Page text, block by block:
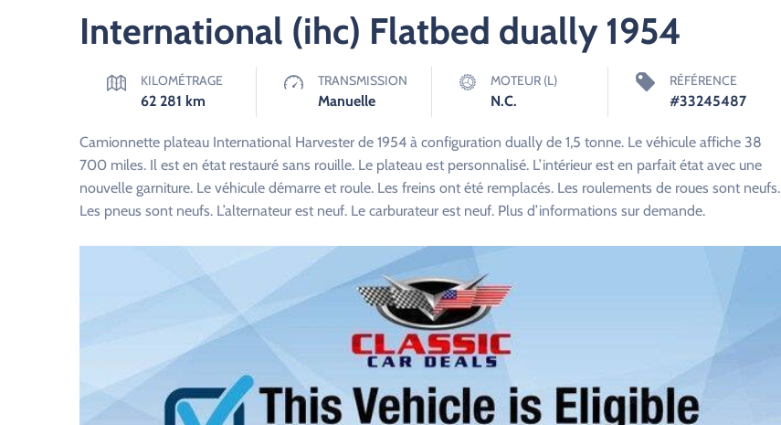
International (ihc) Flatbed dually 1954
KILOMÉTRAGE
62 281 km
TRANSMISSION
Manuelle
MOTEUR (L)
N.C.
RÉFÉRENCE
#33245487
Camionnette plateau International Harvester de 1954 à configuration dually de 1,5 tonne. Le véhicule affiche 38
700 miles. Il est en état restauré sans rouille. Le plateau est personnalisé. L’intérieur est en parfait état avec une
nouvelle garniture. Le véhicule démarre et roule. Les freins ont été remplacés. Les roulements de roues sont neufs.
Les pneus sont neufs. L’alternateur est neuf. Le carburateur est neuf. Plus d’informations sur demande.